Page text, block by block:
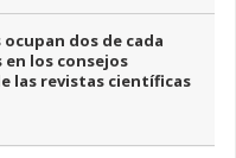
ocupan dos de cada
los consejos
las revistas científicas